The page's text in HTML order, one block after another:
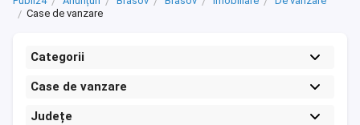
Case de vanzare
Categorii
Case de vanzare
Județe